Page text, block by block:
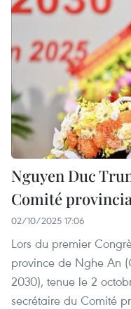
Nguyen Duc
Comité
02/10/2025 17:06
Lors du premier
province de Nghe An
2030), tenue le 2
secrétaire du Comité